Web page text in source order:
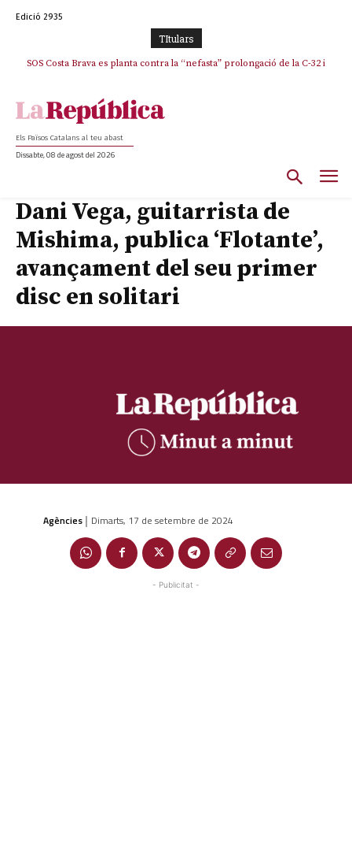
Edició 2935
TItulars
SOS Costa Brava es planta contra la “nefasta” prolongació de la C-32 i
La memòria viva de Josep Sunyol uneix l’esport i la cultura en un emotiu
Els Països Catalans al teu abast
Dissabte, 08 de agost del 2026
Dani Vega, guitarrista de
Mishima, publica ‘Flotante’,
avançament del seu primer
disc en solitari
Agències | Dimarts, 17 de setembre de 2024
- Publicitat -